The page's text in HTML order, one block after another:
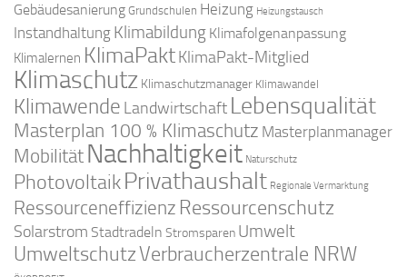
Gebäudesanierung Grundschulen Heizung Heizungstausch
Instandhaltung Klimabildung Klimafolgenanpassung
Klimalernen KlimaPaktKlimaPakt-Mitglied
Klimaschutz Klimaschutzmanager Klimawandel
Klimawende Landwirtschaft Lebensqualität
Masterplan 100 % Klimaschutz Masterplanmanager
Mobilität Nachhaltigkeit Naturschutz
PhotovoltaikPrivathaushalt Regionale Vermarktung
Ressourceneffizienz Ressourcenschutz
Solarstrom Stadtradeln Stromsparen Umwelt
UmweltschutzVerbraucherzentrale NRW